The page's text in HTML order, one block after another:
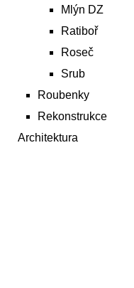
Mlýn DZ
Ratiboř
Roseč
Srub
Roubenky
Rekonstrukce
Architektura